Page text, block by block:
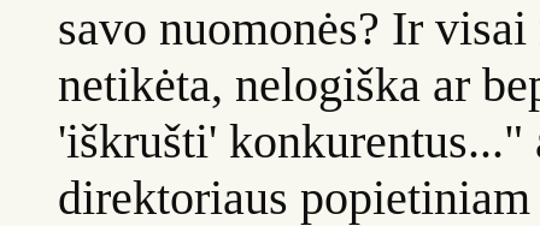
savo nuomonės? Ir
netikėta, nelogiška ar
'iškrušti' konkurentus..."
direktoriaus